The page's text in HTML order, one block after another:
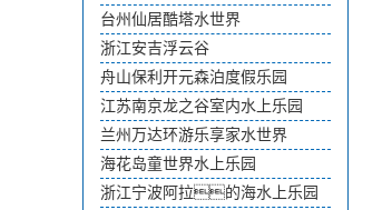
台州仙居酷塔水世界
浙江安吉浮云谷
舟山保利开元森泊度假乐园
江苏南京龙之谷室内水上乐园
兰州万达环游乐享家水世界
海花岛童世界水上乐园
浙江宁波阿拉的海水上乐园